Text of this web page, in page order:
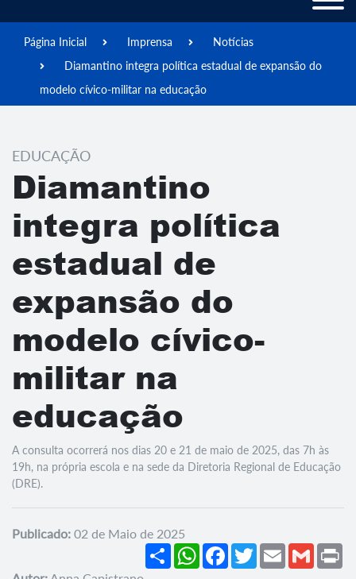
Página Inicial Imprensa
Notícias
Diamantino integra política estadual de expansão do
modelo cívico-militar na educação
EDUCAÇÃO
Diamantino
integra política
estadual de
expansão do
modelo cívico-
militar na
educação
A consulta ocorrerá nos dias 20 e 21 de maio de 2025, das 7h às
19h, na própria escola e na sede da Diretoria Regional de Educação
(DRE).
Publicado: 02 de Maio de 2025
Share WhatsAppFacebook
TwitterEmail Gmail